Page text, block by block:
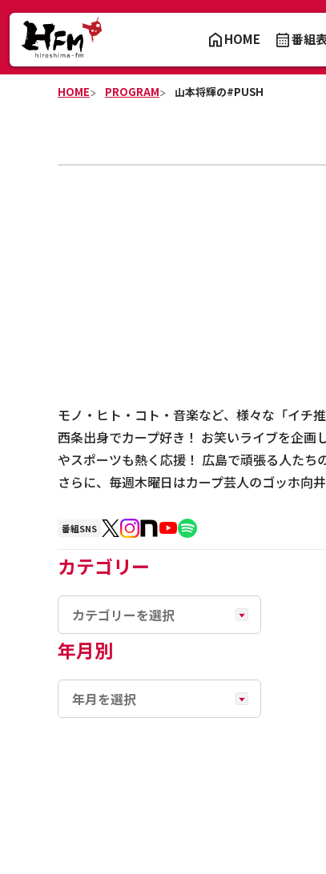
HOME 番組
HOME PROGRAM 山本将輝の#PUSH
モノ・ヒト・コト・音楽など、様々な「イチ
西条出身でカープ好き！ お笑いライブを企
やスポーツも熱く応援！ 広島で頑張る人たち
さらに、毎週木曜日はカープ芸人のゴッホ向
番組SNS
カテゴリー
年月別